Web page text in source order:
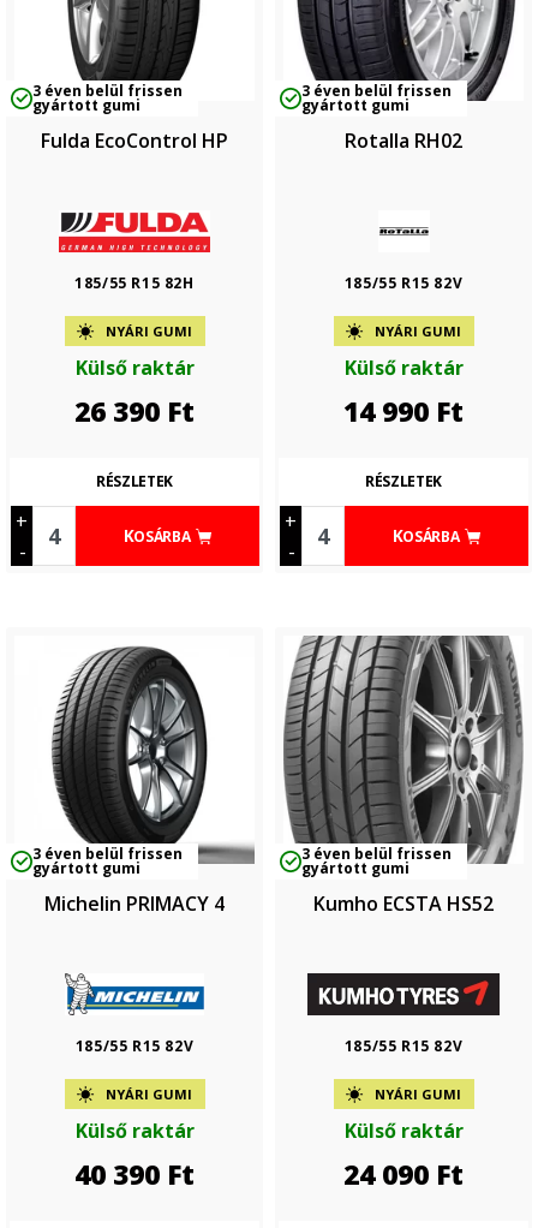
3 éven belül frissen
gyártott gumi
Fulda EcoControl HP
185/55 R15 82H
NYÁRI GUMI
Külső raktár
26 390 Ft
+
-
KOSÁRBA
RÉSZLETEK
3 éven belül frissen
gyártott gumi
Rotalla RH02
185/55 R15 82V
NYÁRI GUMI
Külső raktár
14 990 Ft
+
-
KOSÁRBA
RÉSZLETEK
3 éven belül frissen
gyártott gumi
Michelin PRIMACY 4
185/55 R15 82V
NYÁRI GUMI
Külső raktár
40 390 Ft
3 éven belül frissen
gyártott gumi
Kumho ECSTA HS52
185/55 R15 82V
NYÁRI GUMI
Külső raktár
24 090 Ft